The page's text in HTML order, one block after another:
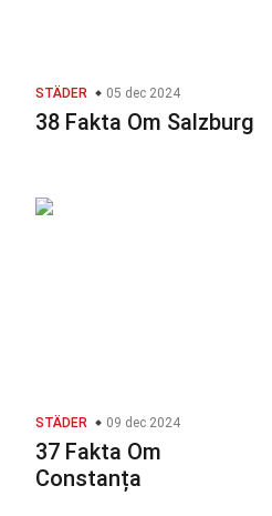
STÄDER 05 dec 2024
38 Fakta Om Salzburg
STÄDER 09 dec 2024
37 Fakta Om
Constanța